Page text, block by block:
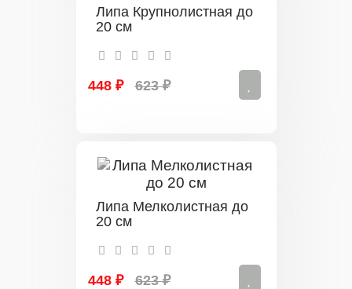
Липа Крупнолистная до
20 см
448 ₽ 623 ₽
Липа Мелколистная до
20 см
448 ₽ 623 ₽